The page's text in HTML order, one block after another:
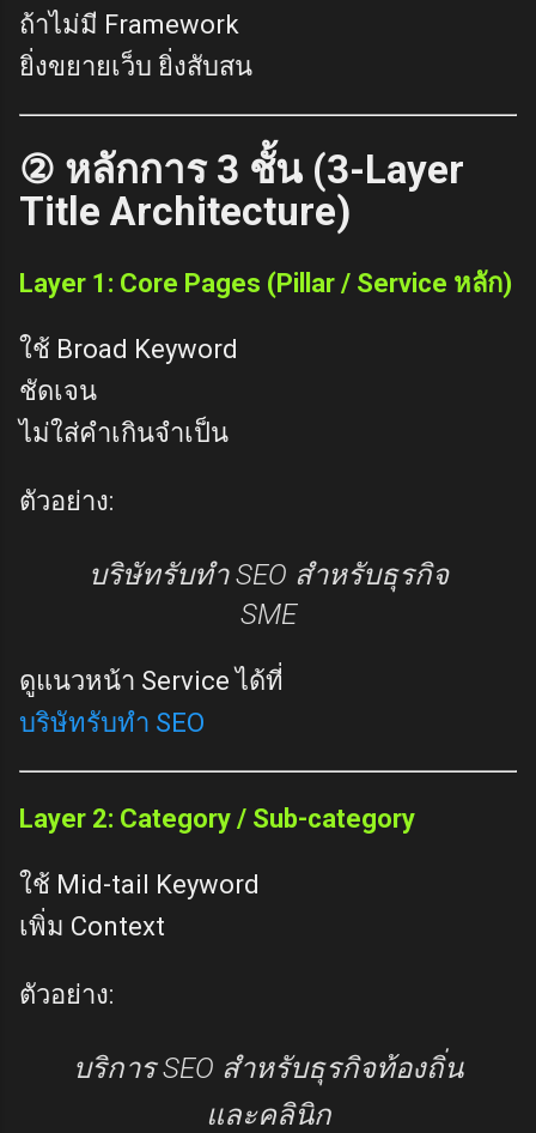
ถ้าไม่มี Framework
ยิ่งขยายเว็บ ยิ่งสับสน
② หลักการ 3 ชั้น (3-Layer
Title Architecture)
Layer 1: Core Pages (Pillar / Service หลัก)
ใช้ Broad Keyword
ชัดเจน
ไม่ใส่คำเกินจำเป็น
ตัวอย่าง:
บริษัทรับทำ SEO สำหรับธุรกิจ
SME
ดูแนวหน้า Service ได้ที่
บริษัทรับทำ SEO
Layer 2: Category / Sub-category
ใช้ Mid-tail Keyword
เพิ่ม Context
ตัวอย่าง:
บริการ SEO สำหรับธุรกิจท้องถิ่น
และคลินิก